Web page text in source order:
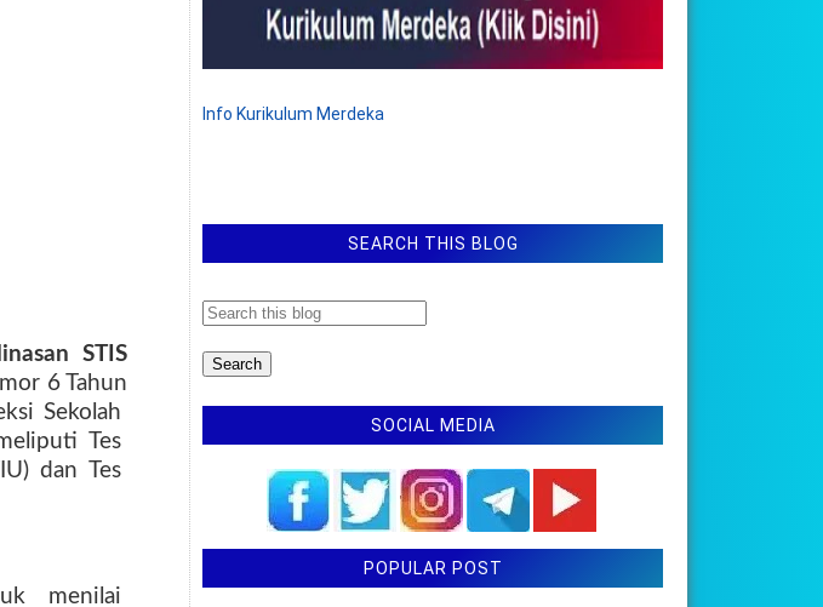
STIS
6 Tahun
Sekolah
Tes
dan Tes
menilai
Info Kurikulum Merdeka
SEARCH THIS BLOG
SOCIAL MEDIA
POPULAR POST